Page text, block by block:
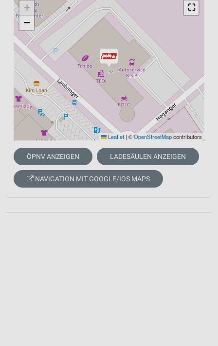
⛶
+
−
Leaflet | ©OpenStreetMapcontributors
ÖPNV ANZEIGEN LADESÄULEN ANZEIGEN
NAVIGATION MIT GOOGLE/IOS MAPS